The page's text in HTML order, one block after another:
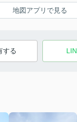
地図アプリで見る
する